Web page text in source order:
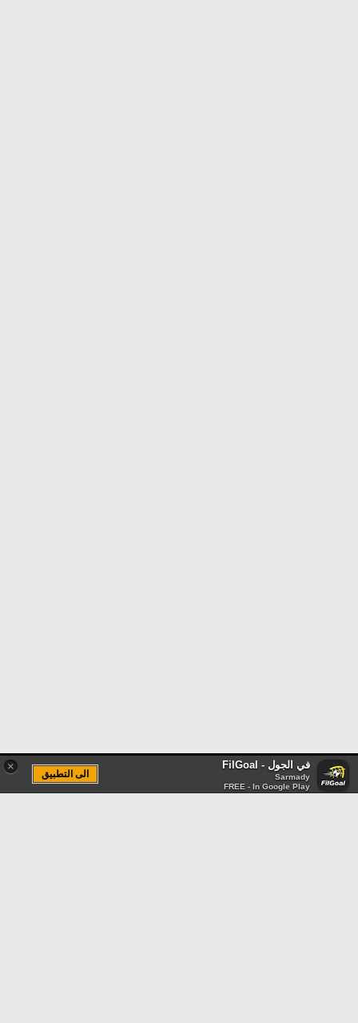
× في الجول - FilGoal
Sarmady
FREE - In Google Play
الى التطبيق